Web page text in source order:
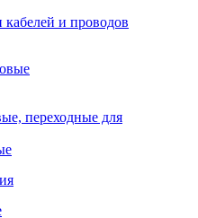
кабелей и проводов
переходные для